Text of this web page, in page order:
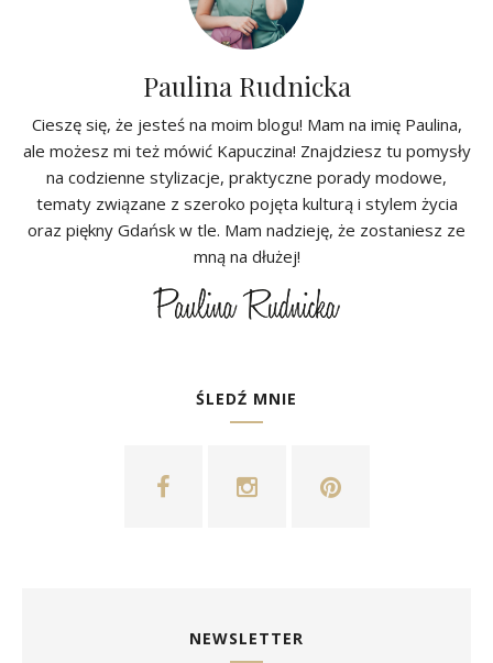
Paulina Rudnicka
Cieszę się, że jesteś na moim blogu! Mam na imię Paulina,
ale możesz mi też mówić Kapuczina! Znajdziesz tu pomysły
na codzienne stylizacje, praktyczne porady modowe,
tematy związane z szeroko pojęta kulturą i stylem życia
oraz piękny Gdańsk w tle. Mam nadzieję, że zostaniesz ze
mną na dłużej!
ŚLEDŹ MNIE
NEWSLETTER